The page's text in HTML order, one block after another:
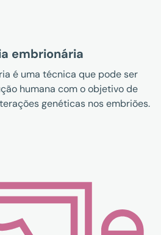
embrionária
é uma técnica que pode ser
humana com o objetivo de
genéticas nos embriões.